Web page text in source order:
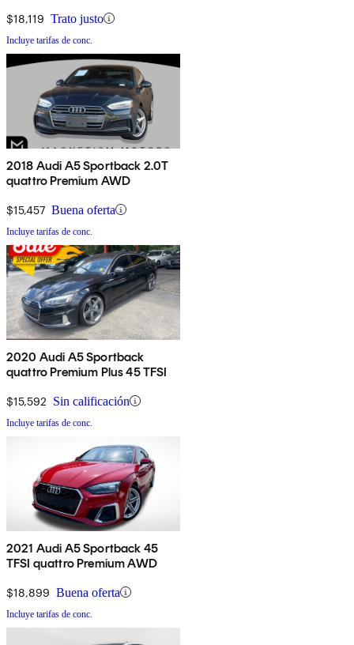
$18,119 Trato justo
Incluye tarifas de conc.
2018 Audi A5 Sportback 2.0T
quattro Premium AWD
$15,457 Buena oferta
Incluye tarifas de conc.
2020 Audi A5 Sportback
quattro Premium Plus 45 TFSI
$15,592 Sin calificación
Incluye tarifas de conc.
2021 Audi A5 Sportback 45
TFSI quattro Premium AWD
$18,899 Buena oferta
Incluye tarifas de conc.